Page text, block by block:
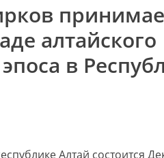
алтайского
в
Алтай состоится